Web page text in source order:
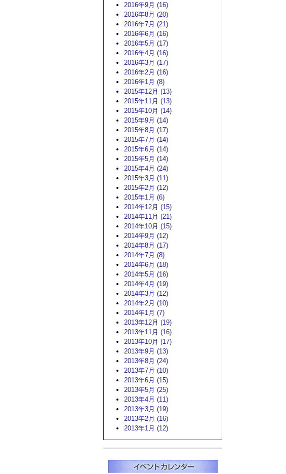
2016年9月 (16)
2016年8月 (20)
2016年7月 (21)
2016年6月 (16)
2016年5月 (17)
2016年4月 (16)
2016年3月 (17)
2016年2月 (16)
2016年1月 (8)
2015年12月 (13)
2015年11月 (13)
2015年10月 (14)
2015年9月 (14)
2015年8月 (17)
2015年7月 (14)
2015年6月 (14)
2015年5月 (14)
2015年4月 (24)
2015年3月 (11)
2015年2月 (12)
2015年1月 (6)
2014年12月 (15)
2014年11月 (21)
2014年10月 (15)
2014年9月 (12)
2014年8月 (17)
2014年7月 (8)
2014年6月 (18)
2014年5月 (16)
2014年4月 (19)
2014年3月 (12)
2014年2月 (10)
2014年1月 (7)
2013年12月 (19)
2013年11月 (16)
2013年10月 (17)
2013年9月 (13)
2013年8月 (24)
2013年7月 (10)
2013年6月 (15)
2013年5月 (25)
2013年4月 (11)
2013年3月 (19)
2013年2月 (16)
2013年1月 (12)